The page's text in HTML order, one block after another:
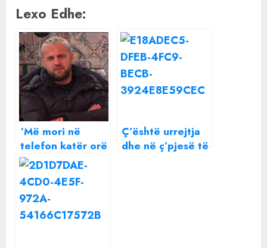
Lexo Edhe:
‘Më mori në
telefon katër orë
para dhe më
tha…’, Luizi flet
për humbjen e
babait
Ç’është urrejtja
dhe në ç’pjesë të